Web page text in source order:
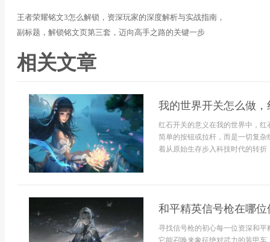
王者荣耀铭文3怎么解锁，资深玩家的深度解析与实战指南，
副标题，解锁铭文页第三套，迈向高手之路的关键一步
相关文章
我的世界开关怎么做
红石开关的意义在我的世界中，
简单的按钮或拉杆，而是一切复
着从原始生存步入科技时代的转
和平精英信号枪在哪
寻找信号枪的初心每一位资深和
它能召唤来象征绝对武力的装甲